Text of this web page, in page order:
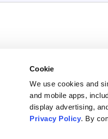
Cookie
We use cookies and
and mobile apps,
display advertising,
Privacy Policy. By
everywhere.
into interactive flipbooks and